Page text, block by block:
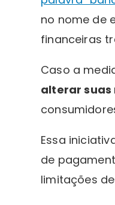
no nome de
financeiras
Caso a
alterar suas
Essa
de
limitações